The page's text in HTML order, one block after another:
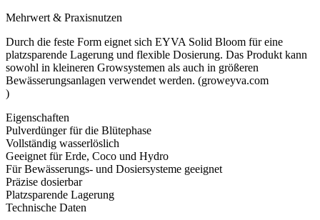
Mehrwert & Praxisnutzen
Durch die feste Form eignet sich EYVA Solid Bloom für eine
platzsparende Lagerung und flexible Dosierung. Das Produkt kann
sowohl in kleineren Growsystemen als auch in größeren
Bewässerungsanlagen verwendet werden. (groweyva.com
)
Eigenschaften
Pulverdünger für die Blütephase
Vollständig wasserlöslich
Geeignet für Erde, Coco und Hydro
Für Bewässerungs- und Dosiersysteme geeignet
Präzise dosierbar
Platzsparende Lagerung
Technische Daten